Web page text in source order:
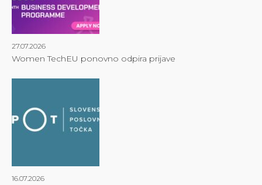
27.07.2026
Women TechEU ponovno odpira prijave
16.07.2026